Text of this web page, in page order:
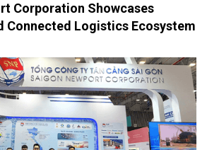
Corporation Showcases
Connected Logistics Ecosystem